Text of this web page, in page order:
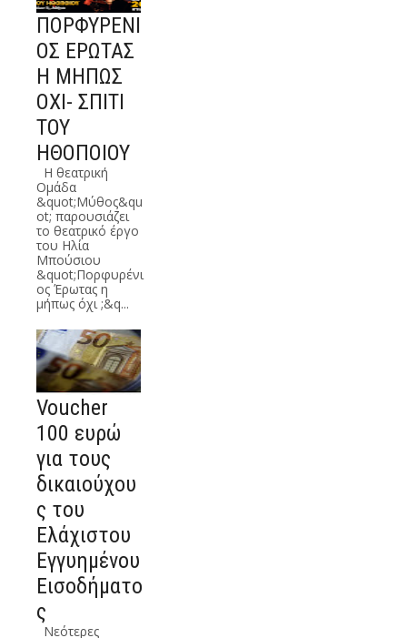
το θεατρικό έργο
του Ηλία
Μπούσιου
&quot;Πορφυρένι
ος Έρωτας η
μήπως όχι ;&q...
ΠΟΡΦΥΡΕΝΙ
ΟΣ ΕΡΩΤΑΣ
Η ΜΗΠΩΣ
ΟΧΙ- ΣΠΙΤΙ
ΤΟΥ
ΗΘΟΠΟΙΟΥ
Η θεατρική
Ομάδα
&quot;Μύθος&qu
ot; παρουσιάζει
το θεατρικό έργο
του Ηλία
Μπούσιου
&quot;Πορφυρένι
ος Έρωτας η
μήπως όχι ;&q...